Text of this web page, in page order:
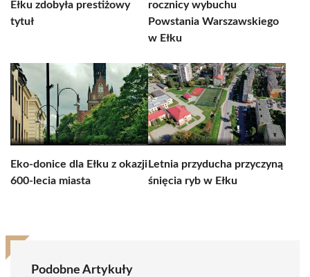
Ełku zdobyła prestiżowy
tytuł
rocznicy wybuchu
Powstania Warszawskiego
w Ełku
Eko-donice dla Ełku z okazji
600-lecia miasta
Letnia przyducha przyczyną
śnięcia ryb w Ełku
Podobne Artykuły